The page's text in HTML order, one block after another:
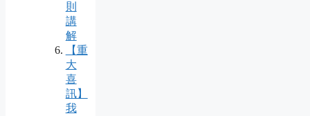
則
講
解
【重
大
喜
訊】
我